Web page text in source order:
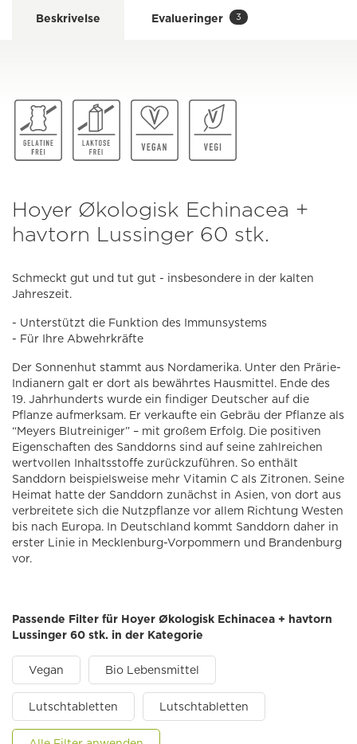
Beskrivelse Evalueringer 3
Hoyer Økologisk Echinacea +
havtorn Lussinger 60 stk.
Schmeckt gut und tut gut - insbesondere in der kalten
Jahreszeit.
- Unterstützt die Funktion des Immunsystems
- Für Ihre Abwehrkräfte
Der Sonnenhut stammt aus Nordamerika. Unter den Prärie-
Indianern galt er dort als bewährtes Hausmittel. Ende des
19. Jahrhunderts wurde ein findiger Deutscher auf die
Pflanze aufmerksam. Er verkaufte ein Gebräu der Pflanze als
“Meyers Blutreiniger” – mit großem Erfolg. Die positiven
Eigenschaften des Sanddorns sind auf seine zahlreichen
wertvollen Inhaltsstoffe zurückzuführen. So enthält
Sanddorn beispielsweise mehr Vitamin C als Zitronen. Seine
Heimat hatte der Sanddorn zunächst in Asien, von dort aus
verbreitete sich die Nutzpflanze vor allem Richtung Westen
bis nach Europa. In Deutschland kommt Sanddorn daher in
erster Linie in Mecklenburg-Vorpommern und Brandenburg
vor.
Passende Filter für Hoyer Økologisk Echinacea + havtorn
Lussinger 60 stk. in der Kategorie
Vegan Bio Lebensmittel
Lutschtabletten Lutschtabletten